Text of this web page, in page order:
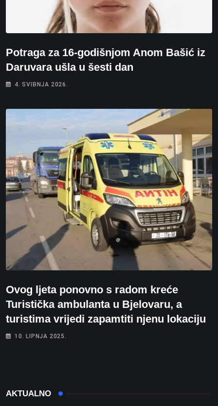
Potraga za 16-godišnjom Anom Bašić iz
Daruvara ušla u šesti dan
4. SVIBNJA 2026.
Ovog ljeta ponovno s radom kreće
Turistička ambulanta u Bjelovaru, a
turistima vrijedi zapamtiti njenu lokaciju
10. LIPNJA 2025.
AKTUALNO